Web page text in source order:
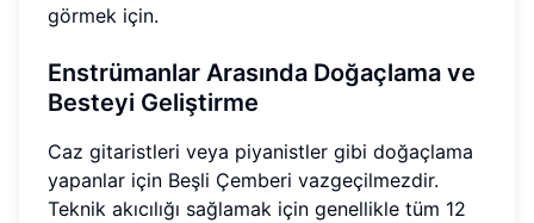
görmek için.
Enstrümanlar Arasında Doğaçlama ve
Besteyi Geliştirme
Caz gitaristleri veya piyanistler gibi doğaçlama
yapanlar için Beşli Çemberi vazgeçilmezdir.
Teknik akıcılığı sağlamak için genellikle tüm 12